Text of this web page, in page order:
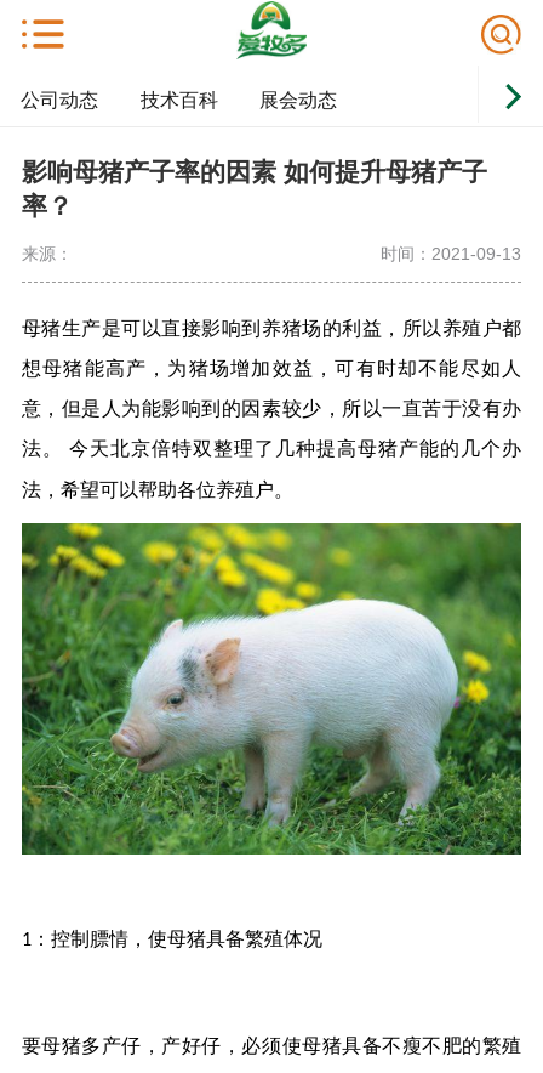
公司动态 技术百科 展会动态
影响母猪产子率的因素 如何提升母猪产子
率？
来源： 时间：2021-09-13
母猪生产是可以直接影响到养猪场的利益，所以养殖户都
想母猪能高产，为猪场增加效益，可有时却不能尽如人
意， 但是 人为能影响到的因素较少，所以一直苦于没有办
法。
今天北京倍特双整理了几种提高母猪产能的几个办
法，希望可以帮助各位养殖户。
1 ： 控制膘情，使母猪具备繁殖体况
要母猪多产仔，产好仔，必须使母猪具备不瘦不肥的繁殖